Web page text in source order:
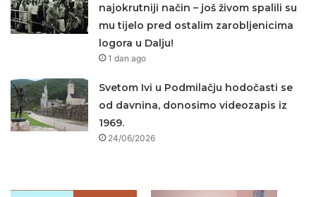
najokrutniji način – još živom spalili su
mu tijelo pred ostalim zarobljenicima
logora u Dalju!
1 dan ago
Svetom Ivi u Podmilačju hodočasti se
od davnina, donosimo videozapis iz
1969.
24/06/2026